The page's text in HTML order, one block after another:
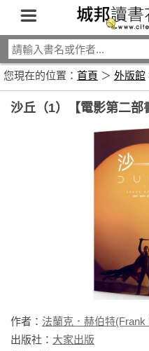
您現在的位置： 首頁 ＞ 外版館
沙丘（1）【電影第二部
作者： 法蘭克．赫伯特(Frank
出版社： 大家出版